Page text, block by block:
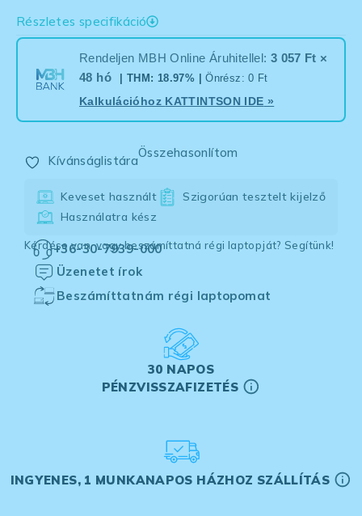
Részletes specifikáció
Rendeljen MBH Online Áruhitellel: 3 057 Ft ×
48 hó
| THM: 18.97% |Önrész: 0 Ft
Kalkulációhoz KATTINTSON IDE »
Kívánságlistára
Összehasonlítom
Keveset használt
Szigorúan tesztelt kijelző
Használatra kész
Kérdése van, vagy beszámíttatná régi laptopját? Segítünk!
+36-30-7939-000
Üzenetet írok
Beszámíttatnám régi laptopomat
30 NAPOS
PÉNZVISSZAFIZETÉS
INGYENES, 1 MUNKANAPOS HÁZHOZ SZÁLLÍTÁS